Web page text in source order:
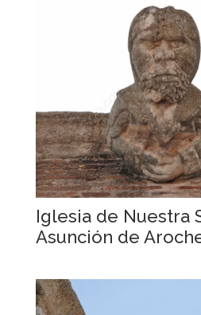
Iglesia de Nuestra
Asunción de